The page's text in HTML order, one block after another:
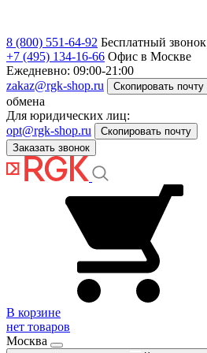
8 (800) 551-64-92 Бесплатный звонок
+7 (495) 134-16-66 Офис в Москве
Ежедневно: 09:00-21:00
zakaz@rgk-shop.ru
Скопировать почту
обмена
Для юридических лиц:
opt@rgk-shop.ru
Скопировать почту
Заказать звонок
В корзине
нет товаров
Москва